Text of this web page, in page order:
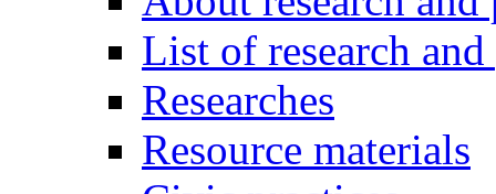
List of research
Researches
Resource materials